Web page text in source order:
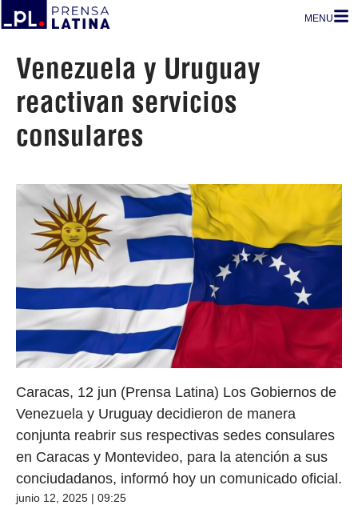
MENU
Venezuela y Uruguay
reactivan servicios
consulares
Caracas, 12 jun (Prensa Latina) Los Gobiernos de
Venezuela y Uruguay decidieron de manera
conjunta reabrir sus respectivas sedes consulares
en Caracas y Montevideo, para la atención a sus
conciudadanos, informó hoy un comunicado oficial.
junio 12, 2025 | 09:25